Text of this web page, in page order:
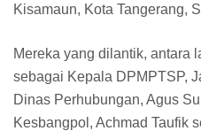
Kisamaun, Kota Tangerang,
Mereka yang dilantik, antara
sebagai Kepala DPMPTSP,
Dinas Perhubungan, Agus
Kesbangpol, Achmad Taufik